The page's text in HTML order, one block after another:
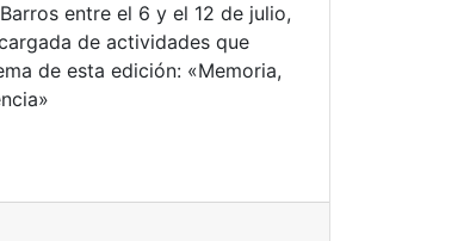
entre el 6 y el 12 de julio,
de actividades que
de esta edición: «Memoria,